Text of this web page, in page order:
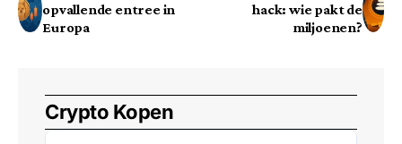
opvallende entree in
Europa
hack: wie pakt de
miljoenen?
Crypto Kopen